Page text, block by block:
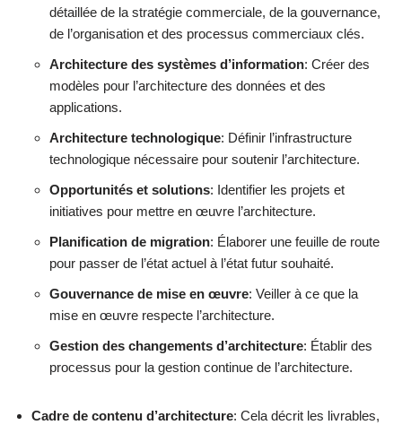
détaillée de la stratégie commerciale, de la gouvernance,
de l’organisation et des processus commerciaux clés.
Architecture des systèmes d’information: Créer des
modèles pour l’architecture des données et des
applications.
Architecture technologique: Définir l’infrastructure
technologique nécessaire pour soutenir l’architecture.
Opportunités et solutions: Identifier les projets et
initiatives pour mettre en œuvre l’architecture.
Planification de migration: Élaborer une feuille de route
pour passer de l’état actuel à l’état futur souhaité.
Gouvernance de mise en œuvre: Veiller à ce que la
mise en œuvre respecte l’architecture.
Gestion des changements d’architecture: Établir des
processus pour la gestion continue de l’architecture.
Cadre de contenu d’architecture: Cela décrit les livrables,